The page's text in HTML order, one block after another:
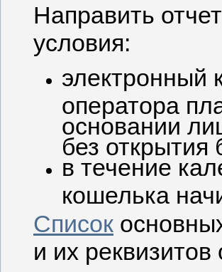
Направить
условия:
электронный
оператора
основании
без открытия
в течение
кошелька
Список
и их